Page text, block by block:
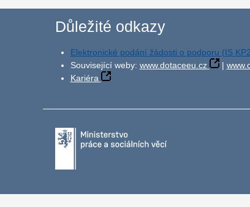
Důležité odkazy
Elektronické podání žádosti o podporu (IS
Související weby: www.dotaceeu.cz |
Kariéra